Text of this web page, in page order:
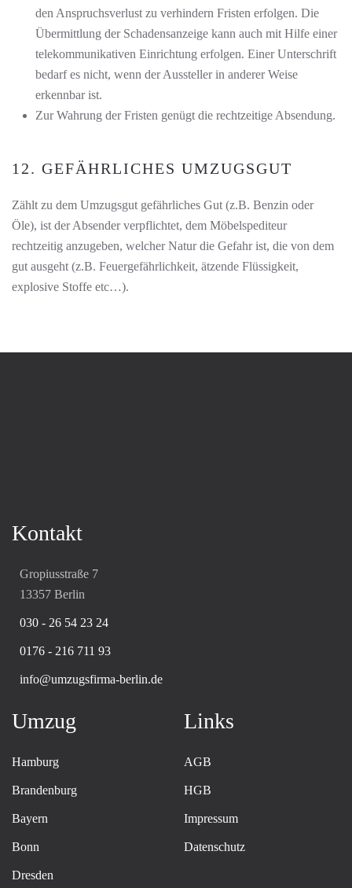
den Anspruchsverlust zu verhindern Fristen erfolgen. Die
Übermittlung der Schadensanzeige kann auch mit Hilfe einer
telekommunikativen Einrichtung erfolgen. Einer Unterschrift
bedarf es nicht, wenn der Aussteller in anderer Weise
erkennbar ist.
Zur Wahrung der Fristen genügt die rechtzeitige Absendung.
12. GEFÄHRLICHES UMZUGSGUT
Zählt zu dem Umzugsgut gefährliches Gut (z.B. Benzin oder
Öle), ist der Absender verpflichtet, dem Möbelspediteur
rechtzeitig anzugeben, welcher Natur die Gefahr ist, die von dem
gut ausgeht (z.B. Feuergefährlichkeit, ätzende Flüssigkeit,
explosive Stoffe etc…).
Kontakt
Gropiusstraße 7
13357 Berlin
030 - 26 54 23 24
0176 - 216 711 93
info@umzugsfirma-berlin.de
Umzug
Hamburg
Brandenburg
Bayern
Bonn
Dresden
Links
AGB
HGB
Impressum
Datenschutz